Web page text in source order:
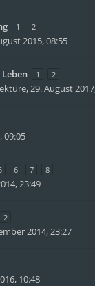
1 2
2015, 08:55
1 2
,29. August
09:05
6 7 8
23:49
2
2014, 23:27
10:48